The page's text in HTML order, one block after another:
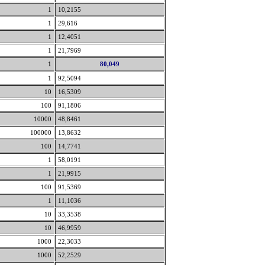
1
10,2155
1
29,616
1
12,4051
1
21,7969
1
80,049
1
92,5094
10
16,5309
100
91,1806
10000
48,8461
100000
13,8632
100
14,7741
1
58,0191
1
21,9915
100
91,5369
1
11,1036
10
33,3538
10
46,9959
1000
22,3033
1000
52,2529